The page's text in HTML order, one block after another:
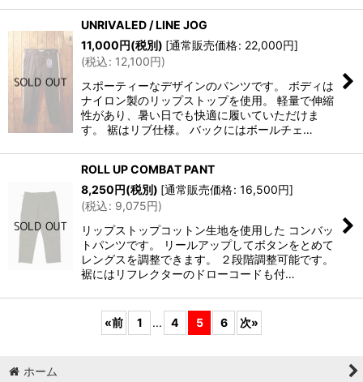
UNRIVALED / LINE JOG
11,000円(税別) [通常販売価格: 22,000円]
(税込: 12,100円)
スポーティーなデザインのパンツです。 ボディは
ナイロン製のリップストップを使用。 軽量で伸縮
性があり、暑い日でも快適に履いていただけま
す。 裾はリブ仕様。 バックにはボールチェ…
ROLL UP COMBAT PANT
8,250円(税別) [通常販売価格: 16,500円]
(税込: 9,075円)
リップストップコットン生地を使用した コンバッ
トパンツです。 リールアップしてボタンをとめて
レングスを調整できます。 ２段階調整可能です。
裾にはリフレクターのドローコードも付…
«前 1 ... 4 5 6 次»
ホーム